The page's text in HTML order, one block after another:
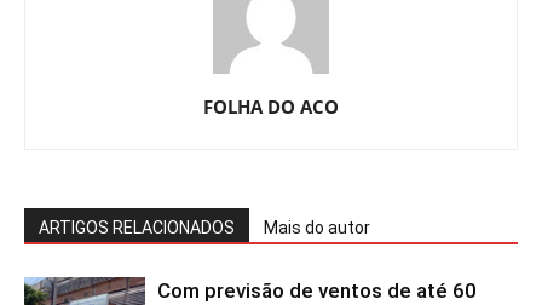
FOLHA DO ACO
ARTIGOS RELACIONADOS Mais do autor
Com previsão de ventos de até 60